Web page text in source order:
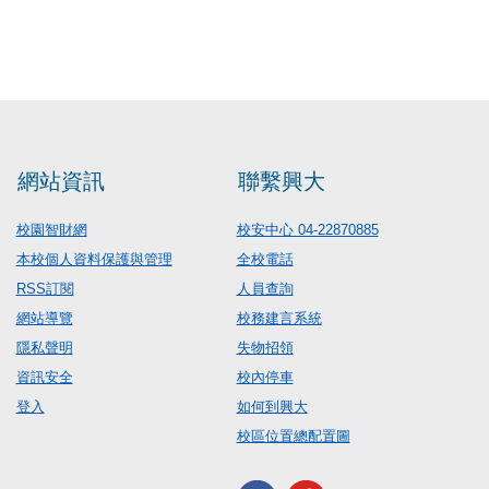
網站資訊
校園智財網
本校個人資料保護與管理
RSS訂閱
網站導覽
隱私聲明
資訊安全
登入
聯繫興大
校安中心 04-22870885
全校電話
人員查詢
校務建言系統
失物招領
校內停車
如何到興大
校區位置總配置圖